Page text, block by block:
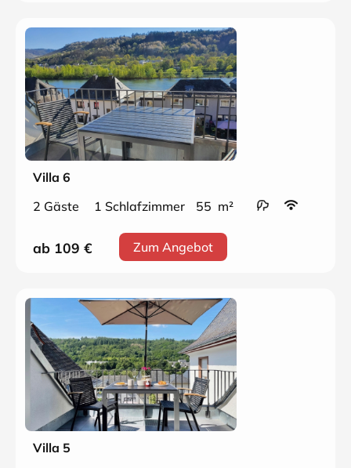
Villa 6
2 Gäste
1 Schlafzimmer 55 m²
ab 109 € Zum Angebot
Villa 5